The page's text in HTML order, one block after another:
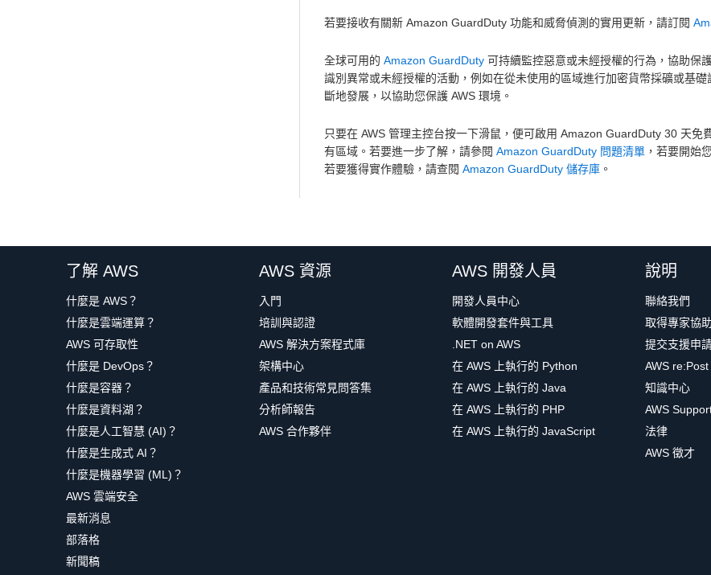
若要接收有關新 Amazon GuardDuty 功能和威脅偵測的實用更新，請訂閱
全球可用的 Amazon GuardDuty 可持續監控惡意或未經授權的行為，協助保
識別異常或未經授權的活動，例如在從未使用的區域進行加密貨幣採礦或基
斷地發展，以協助您保護 AWS 環境。
只要在 AWS 管理主控台按一下滑鼠，便可啟用 Amazon GuardDuty 30 天免
有區域。若要進一步了解，請參閱 Amazon GuardDuty 問題清單 ，若要開始
若要獲得實作體驗，請查閱 Amazon GuardDuty 儲存庫 。
了解 AWS
什麼是 AWS？
什麼是雲端運算？
AWS 可存取性
什麼是 DevOps？
什麼是容器？
什麼是資料湖？
什麼是人工智慧 (AI)？
什麼是生成式 AI？
什麼是機器學習 (ML)？
AWS 雲端安全
最新消息
部落格
新聞稿
AWS 資源
入門
培訓與認證
AWS 解決方案程式庫
架構中心
產品和技術常見問答集
分析師報告
AWS 合作夥伴
AWS 開發人員
開發人員中心
軟體開發套件與工具
.NET on AWS
在 AWS 上執行的 Python
在 AWS 上執行的 Java
在 AWS 上執行的 PHP
在 AWS 上執行的 JavaScript
說明
聯絡我們
取得專家協助
提交支援申
AWS re:Post
知識中心
AWS
法律
AWS 徵才